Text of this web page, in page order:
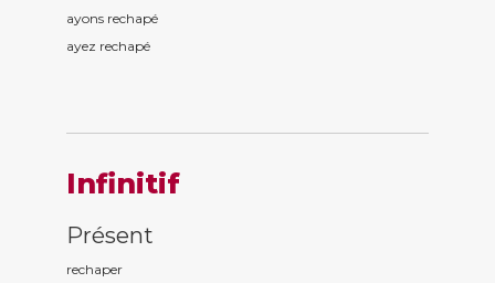
ayons rechapé
ayez rechapé
Infinitif
Présent
rechaper